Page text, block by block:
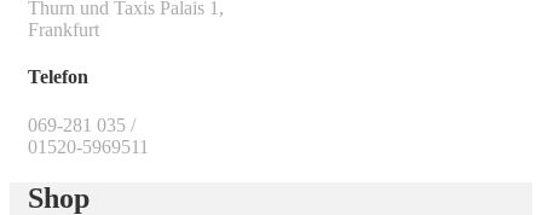
Thurn und Taxis Palais 1,
Frankfurt
Telefon
069-281 035 /
01520-5969511
Shop